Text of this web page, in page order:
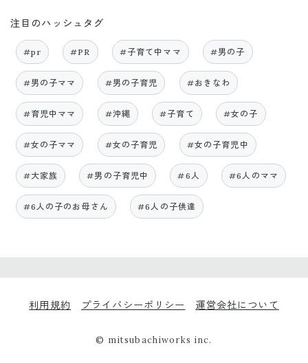
注目のハッシュタグ
#pr #PR #子育て中ママ #男の子
#男の子ママ #男の子育児 #おきなわ
#育児中ママ #沖縄 #子育て #女の子
#女の子ママ #女の子育児 #女の子育児中
#大家族 #男の子育児中 #6人 #6人のママ
#6人の子のお母さん #6人の子供達
利用規約 プライバシーポリシー 運営会社について
© mitsubachiworks inc.